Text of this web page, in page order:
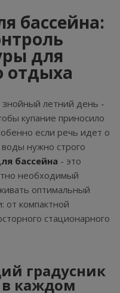
бассейна:
для
отдыха
знойный летний день -
купание приносило
если речь идет о
нужно строго
бассейна - это
необходимый
оптимальный
от компактной
стационарного
градусник
каждом